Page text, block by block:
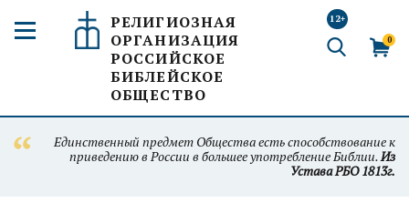
РЕЛИГИОЗНАЯ
ОРГАНИЗАЦИЯ
РОССИЙСКОЕ
БИБЛЕЙСКОЕ
ОБЩЕСТВО
12+
0
Единственный предмет Общества есть способствование к
приведению в России в большее употребление Библии.Из
Устава РБО 1813г.